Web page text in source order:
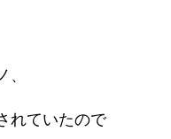
れていたので